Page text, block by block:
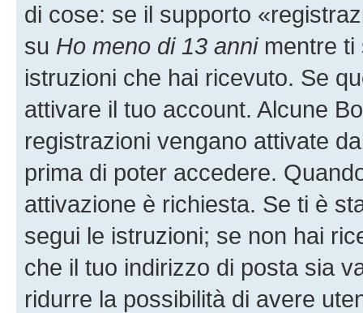
di cose: se il supporto
su Ho meno di 13 annimentre ti
istruzioni che hai ricevuto. Se
attivare il tuo account. Alcune
registrazioni vengano attivate
prima di poter accedere.
attivazione è richiesta. Se ti è
segui le istruzioni; se non hai
che il tuo indirizzo di posta sia
ridurre la possibilità di avere